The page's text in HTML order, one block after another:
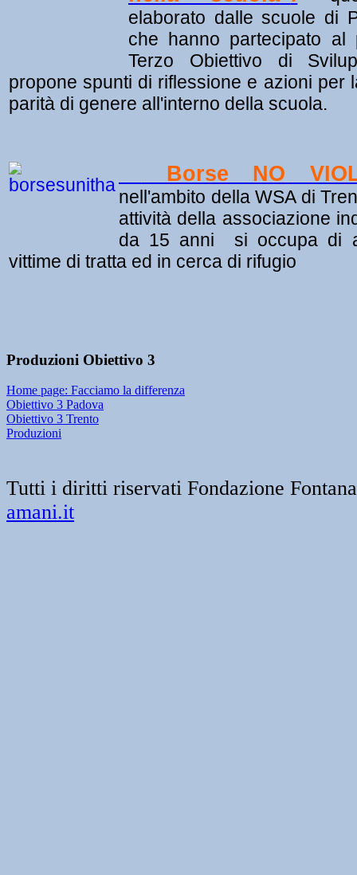
elaborato dalle scuole di
che hanno partecipato al
Terzo Obiettivo di
propone spunti di riflessione e azioni per
parità di genere all'interno della scuola.
Borse NO
nell'ambito della WSA di
attività della associazione
da 15 anni si occupa di
vittime di tratta ed in cerca di rifugio
Produzioni Obiettivo 3
Home page: Facciamo la differenza
Obiettivo 3 Padova
Obiettivo 3 Trento
Produzioni
Tutti i diritti riservati Fondazione
amani.it